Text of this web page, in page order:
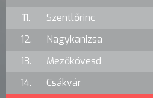
11.
Szentlőrinc
12.
Nagykanizsa
13.
Mezőkövesd
14.
Csákvár